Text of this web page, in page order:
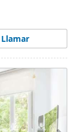
Llamar